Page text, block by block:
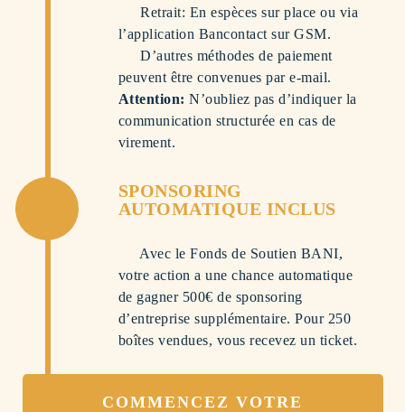
Retrait: En espèces sur place ou via
l’application Bancontact sur GSM.
D’autres méthodes de paiement
peuvent être convenues par e-mail.
Attention: N’oubliez pas d’indiquer la
communication structurée en cas de
virement.
SPONSORING
AUTOMATIQUE INCLUS
Avec le Fonds de Soutien BANI,
votre action a une chance automatique
de gagner 500€ de sponsoring
d’entreprise supplémentaire. Pour 250
boîtes vendues, vous recevez un ticket.
COMMENCEZ VOTRE